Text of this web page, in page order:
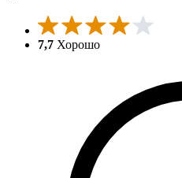
7,7 Хорошо